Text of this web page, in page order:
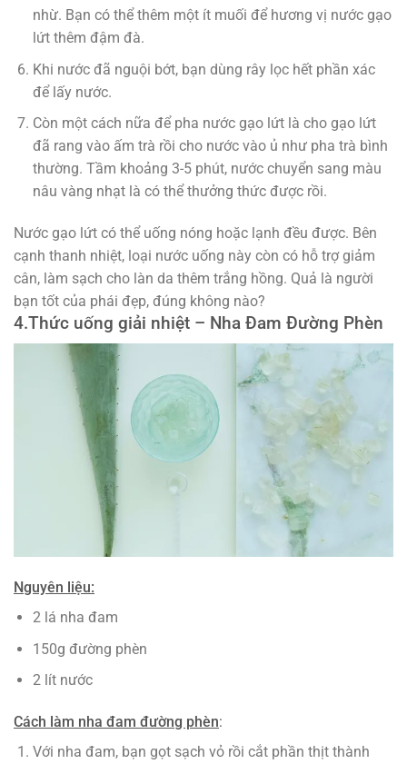
nhừ. Bạn có thể thêm một ít muối để hương vị nước gạo
lứt thêm đậm đà.
Khi nước đã nguội bớt, bạn dùng rây lọc hết phần xác
để lấy nước.
Còn một cách nữa để pha nước gạo lứt là cho gạo lứt
đã rang vào ấm trà rồi cho nước vào ủ như pha trà bình
thường. Tầm khoảng 3-5 phút, nước chuyển sang màu
nâu vàng nhạt là có thể thưởng thức được rồi.
Nước gạo lứt có thể uống nóng hoặc lạnh đều được. Bên
cạnh thanh nhiệt, loại nước uống này còn có hỗ trợ giảm
cân, làm sạch cho làn da thêm trắng hồng. Quả là người
bạn tốt của phái đẹp, đúng không nào?
4.Thức uống giải nhiệt – Nha Đam Đường Phèn
Nguyên liệu:
2 lá nha đam
150g đường phèn
2 lít nước
Cách làm nha đam đường phèn:
Với nha đam, bạn gọt sạch vỏ rồi cắt phần thịt thành